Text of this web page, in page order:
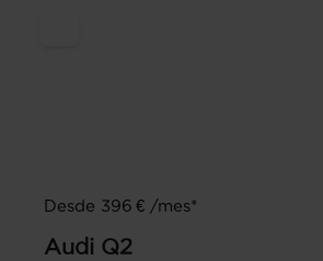
Desde 396 € /mes*
Audi Q2